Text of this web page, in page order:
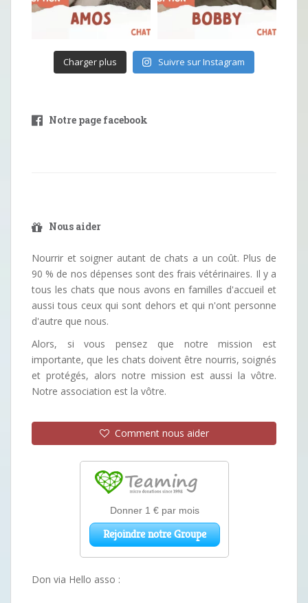
Charger plus Suivre sur Instagram
Notre page facebook
Nous aider
Nourrir et soigner autant de chats a un coût. Plus de
90 % de nos dépenses sont des frais vétérinaires. Il y a
tous les chats que nous avons en familles d'accueil et
aussi tous ceux qui sont dehors et qui n'ont personne
d'autre que nous.
Alors, si vous pensez que notre mission est
importante, que les chats doivent être nourris, soignés
et protégés, alors notre mission est aussi la vôtre.
Notre association est la vôtre.
Comment nous aider
Don via Hello asso :